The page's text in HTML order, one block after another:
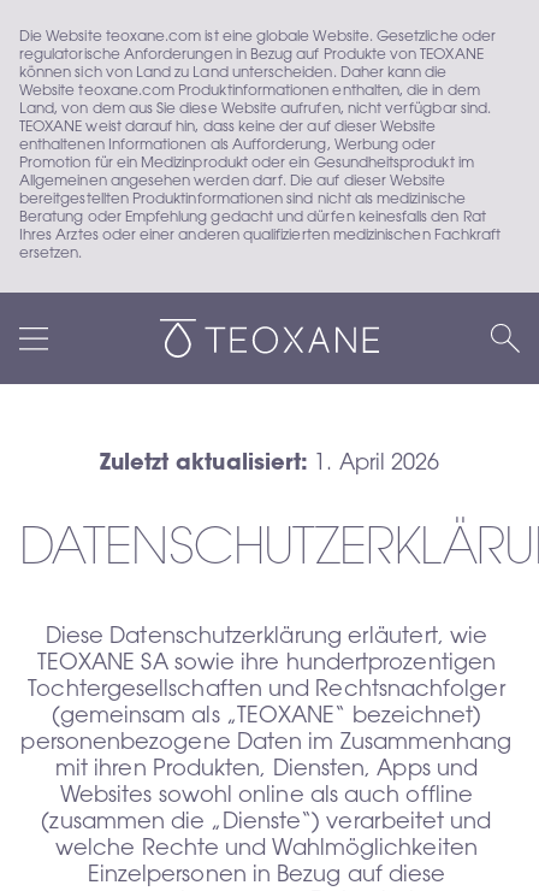
Die Website teoxane.com ist eine globale Website. Gesetzliche oder
regulatorische Anforderungen in Bezug auf Produkte von TEOXANE
können sich von Land zu Land unterscheiden. Daher kann die
Website teoxane.com Produktinformationen enthalten, die in dem
Land, von dem aus Sie diese Website aufrufen, nicht verfügbar sind.
TEOXANE weist darauf hin, dass keine der auf dieser Website
enthaltenen Informationen als Aufforderung, Werbung oder
Promotion für ein Medizinprodukt oder ein Gesundheitsprodukt im
Allgemeinen angesehen werden darf. Die auf dieser Website
bereitgestellten Produktinformationen sind nicht als medizinische
Beratung oder Empfehlung gedacht und dürfen keinesfalls den Rat
Ihres Arztes oder einer anderen qualifizierten medizinischen Fachkraft
ersetzen.
Zuletzt aktualisiert: 1. April 2026
Diese Datenschutzerklärung erläutert, wie
TEOXANE SA sowie ihre hundertprozentigen
Tochtergesellschaften und Rechtsnachfolger
(gemeinsam als „TEOXANE“ bezeichnet)
personenbezogene Daten im Zusammenhang
mit ihren Produkten, Diensten, Apps und
Websites sowohl online als auch offline
(zusammen die „Dienste“) verarbeitet und
welche Rechte und Wahlmöglichkeiten
Einzelpersonen in Bezug auf diese